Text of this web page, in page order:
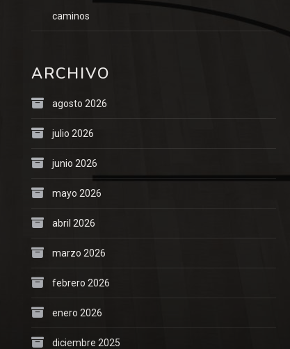
caminos
ARCHIVO
agosto 2026
julio 2026
junio 2026
mayo 2026
abril 2026
marzo 2026
febrero 2026
enero 2026
diciembre 2025